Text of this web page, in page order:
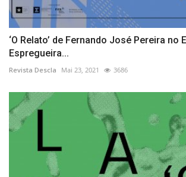
‘O Relato’ de Fernando José Pereira no
Espregueira...
Revista Descla Mai 23, 2021 3686